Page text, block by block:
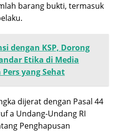
barang bukti, termasuk
dengan KSP, Dorong
Etika di Media
yang Sehat
dijerat dengan Pasal 44
a Undang-Undang RI
Penghapusan